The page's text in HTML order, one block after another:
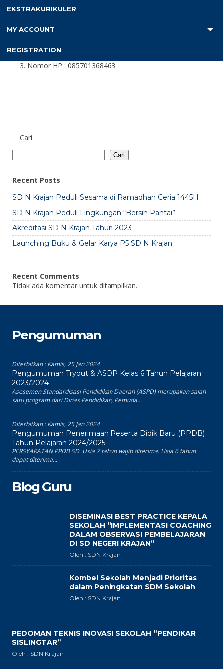
EKSTRAKURIKULER
MY ACCOUNT
REGISTRATION
e-mail : desyagusalvaro@gmail.com
Alamat : Kuwaru, Poncosari, Srandakan, Bantul, DIY
Nomor HP : 085701368463
Cari
Cari
Recent Posts
SD N Krajan Peduli Sesama di Ramadhan Ceria 1445H
SD N Krajan Peduli Lingkungan “Bersih Pantai”
Akreditasi SD N Krajan Tahun 2023
Launching Buku & Gelar Karya P5 SD N Krajan
Recent Comments
Tidak ada komentar untuk ditampilkan.
Pengumuman
Diterbitkan :Kamis, 25 Jan 2024
Pengumuman Tryout & ASDP Kelas 6 Tahun Pelajaran
2023/2024
Asesemen Standardisasi Pendidikan Daerah (ASPD) merupakan salah
satu program dari Dinas Pendidikan, Pemuda...
Diterbitkan :Kamis, 25 Jan 2024
Pengumuman Penerimaan Peserta Didik Baru (PPDB)
Tahun Pelajaran 2024/2025
PERSYARATAN PPDB SD Usia 7 tahun wajib diterima. Usia 6 tahun
dapat diterima...
Blog Guru
DISEMINASI BEST PRACTICE KEPALA
SEKOLAH “IMPLEMENTASI COACHING
DALAM OBSERVASI PEMBELAJARAN
DI SD NEGERI KRAJAN”
Oleh : SDN Krajan
Kombel Sekolah Menjadi Prioritas
dalam Peningkatan SDM Sekolah
Oleh : SDN Krajan
PEDOMAN TEKNIS INOVASI SEKOLAH “PENDIKAR
SISLINGTAR”
Oleh : SDN Krajan